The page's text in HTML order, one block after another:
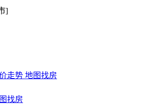
]
走势 地图找房
找房